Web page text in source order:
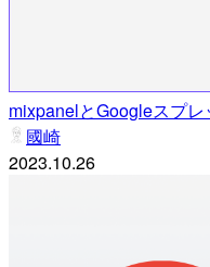
mixpanelとGoogleスプ
國崎
2023.10.26